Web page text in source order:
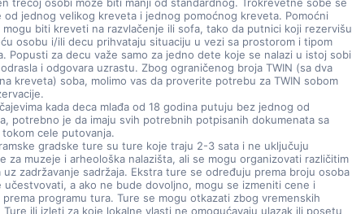
od jednog velikog kreveta i jednog pomoćnog kreveta. Pomoćni
mogu biti kreveti na razvlačenje ili sofa, tako da putnici koji rezervišu
osobu i/ili decu prihvataju situaciju u vezi sa prostorom i tipom
Popusti za decu važe samo za jedno dete koje se nalazi u istoj sobi
i odgovara uzrastu. Zbog ograničenog broja TWIN (sa dva
kreveta) soba, molimo vas da proverite potrebu za TWIN sobom
kada deca mlađa od 18 godina putuju bez jednog od
potrebno je da imaju svih potrebnih potpisanih dokumenata sa
tokom cele putovanja.
gradske ture su ture koje traju 2-3 sata i ne uključuju
za muzeje i arheološka nalazišta, ali se mogu organizovati različitim
uz zadržavanje sadržaja. Ekstra ture se određuju prema broju osoba
učestvovati, a ako ne bude dovoljno, mogu se izmeniti cene i
prema programu tura. Ture se mogu otkazati zbog vremenskih
Ture ili izleti za koje lokalne vlasti ne omogućavaju ulazak ili posetu